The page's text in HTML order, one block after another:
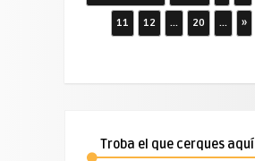
11 12 ... 20 ... »
Troba el que cerques aquí